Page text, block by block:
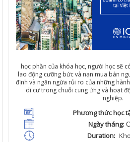
học phần của khóa học, người học sẽ
lao động cưỡng bứcvà nạn mua bán
định và ngăn ngừa rủi ro của những hành
di cư trong chuỗi cung ứng và hoạt
nghiệp.
Phương thức học
Ngày tháng:
Duration: